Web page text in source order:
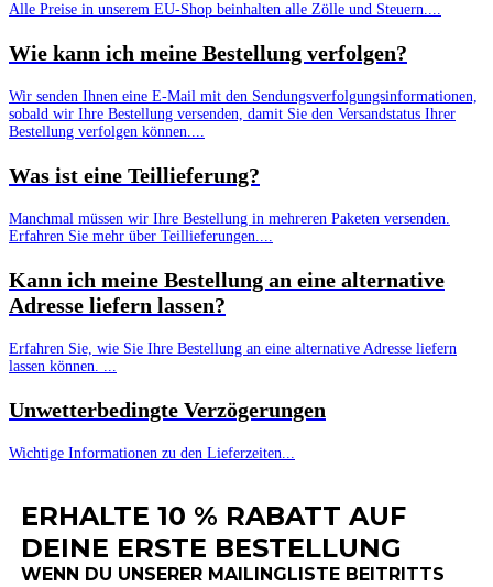
Alle Preise in unserem EU-Shop beinhalten alle Zölle und Steuern....
Wie kann ich meine Bestellung verfolgen?
Wir senden Ihnen eine E-Mail mit den Sendungsverfolgungsinformationen,
sobald wir Ihre Bestellung versenden, damit Sie den Versandstatus Ihrer
Bestellung verfolgen können....
Was ist eine Teillieferung?
Manchmal müssen wir Ihre Bestellung in mehreren Paketen versenden.
Erfahren Sie mehr über Teillieferungen....
Kann ich meine Bestellung an eine alternative
Adresse liefern lassen?
Erfahren Sie, wie Sie Ihre Bestellung an eine alternative Adresse liefern
lassen können. ...
Unwetterbedingte Verzögerungen
Wichtige Informationen zu den Lieferzeiten...
ERHALTE 10 % RABATT AUF
DEINE ERSTE BESTELLUNG
WENN DU UNSERER MAILINGLISTE BEITRITTS